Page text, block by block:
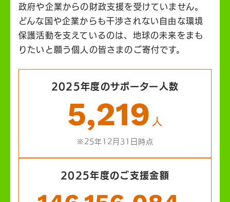
政府や企業からの財政支援を受けていません。
どんな国や企業からも干渉されない自由な環境
保護活動を支えているのは、地球の未来をまも
りたいと願う個人の皆さまのご寄付です。
2025年度のサポーター人数
5,219 人
※25年12月31日時点
2025年度のご支援金額